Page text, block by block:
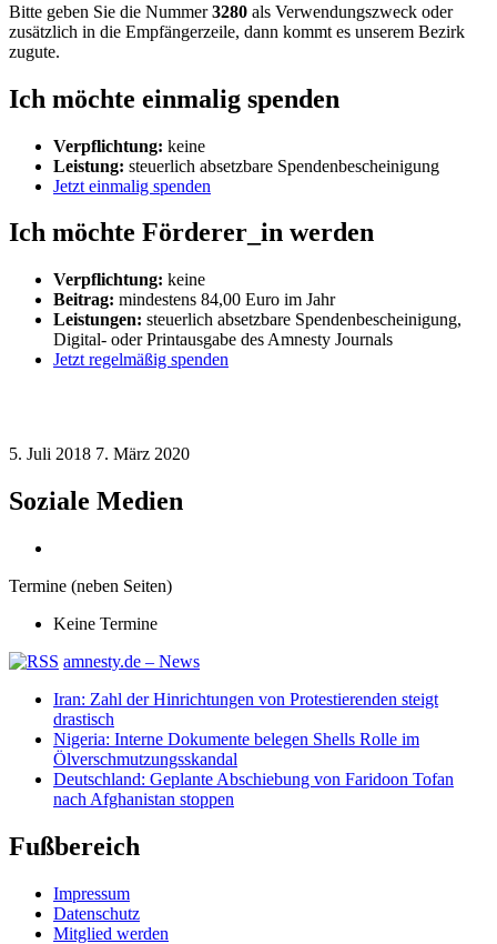
Bitte geben Sie die Nummer3280 als Verwendungszweck oder
zusätzlich in die Empfängerzeile, dann kommt es unserem Bezirk
zugute.
Ich möchte einmalig spenden
Verpflichtung: keine
Leistung: steuerlich absetzbare Spendenbescheinigung
Jetzt einmalig spenden
Ich möchte Förderer_in werden
Verpflichtung: keine
Beitrag: mindestens 84,00 Euro im Jahr
Leistungen: steuerlich absetzbare Spendenbescheinigung,
Digital- oder Printausgabe des Amnesty Journals
Jetzt regelmäßig spenden
5. Juli 2018 7. März 2020
Soziale Medien
Termine (neben Seiten)
Keine Termine
amnesty.de – News
Iran: Zahl der Hinrichtungen von Protestierenden steigt
drastisch
Nigeria: Interne Dokumente belegen Shells Rolle im
Ölverschmutzungsskandal
Deutschland: Geplante Abschiebung von Faridoon Tofan
nach Afghanistan stoppen
Fußbereich
Impressum
Datenschutz
Mitglied werden